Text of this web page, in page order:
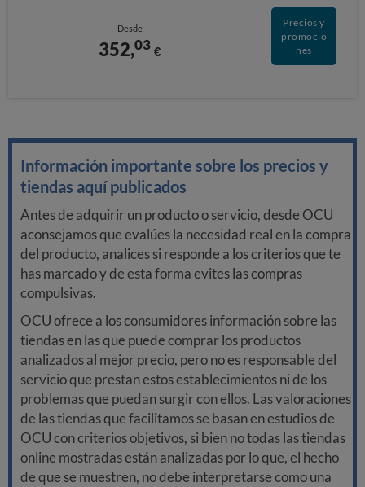
Desde
352,03 €
Precios y
promocio
nes
Información importante sobre los precios y
tiendas aquí publicados
Antes de adquirir un producto o servicio, desde OCU
aconsejamos que evalúes la necesidad real en la compra
del producto, analices si responde a los criterios que te
has marcado y de esta forma evites las compras
compulsivas.
OCU ofrece a los consumidores información sobre las
tiendas en las que puede comprar los productos
analizados al mejor precio, pero no es responsable del
servicio que prestan estos establecimientos ni de los
problemas que puedan surgir con ellos. Las valoraciones
de las tiendas que facilitamos se basan en estudios de
OCU con criterios objetivos, si bien no todas las tiendas
online mostradas están analizadas por lo que, el hecho
de que se muestren, no debe interpretarse como una